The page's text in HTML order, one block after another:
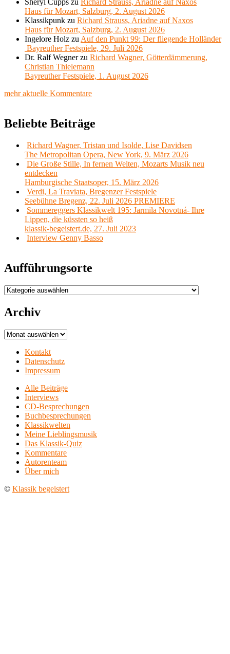
Sheryl Cupps zu Richard Strauss, Ariadne auf Naxos
Haus für Mozart, Salzburg, 2. August 2026
Klassikpunk zu Richard Strauss, Ariadne auf Naxos
Haus für Mozart, Salzburg, 2. August 2026
Ingelore Holz zu Auf den Punkt 99: Der fliegende Holländer
Bayreuther Festspiele, 29. Juli 2026
Dr. Ralf Wegnerzu Richard Wagner, Götterdämmerung,
Christian Thielemann
Bayreuther Festspiele, 1. August 2026
mehr aktuelle Kommentare
Beliebte Beiträge
Richard Wagner, Tristan und Isolde, Lise Davidsen
The Metropolitan Opera, New York, 9. März 2026
Die Große Stille, In fernen Welten, Mozarts Musik neu
entdecken
Hamburgische Staatsoper, 15. März 2026
Verdi, La Traviata, Bregenzer Festspiele
Seebühne Bregenz, 22. Juli 2026 PREMIERE
Sommereggers Klassikwelt 195: Jarmila Novotná- Ihre
Lippen, die küssten so heiß
klassik-begeistert.de, 27. Juli 2023
Interview Genny Basso
Aufführungsorte
Aufführungsorte
Archiv
Archiv
Kontakt
Datenschutz
Impressum
Alle Beiträge
Interviews
CD-Besprechungen
Buchbesprechungen
Klassikwelten
Meine Lieblingsmusik
Das Klassik-Quiz
Kommentare
Autorenteam
Über mich
© Klassik begeistert